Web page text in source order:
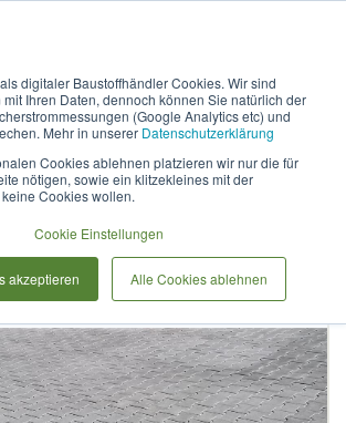
digitaler Baustoffhändler Cookies. Wir sind
Ihren Daten, dennoch können Sie natürlich der
(Google Analytics etc) und
Mehr in unserer Datenschutzerklärung
Cookies ablehnen platzieren wir nur die für
nötigen, sowie ein klitzekleines mit der
Cookies wollen.
Cookie Einstellungen
akzeptieren Alle Cookies ablehnen
H-